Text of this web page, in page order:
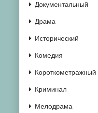
Документальный
Драма
Исторический
Комедия
Короткометражный
Криминал
Мелодрама